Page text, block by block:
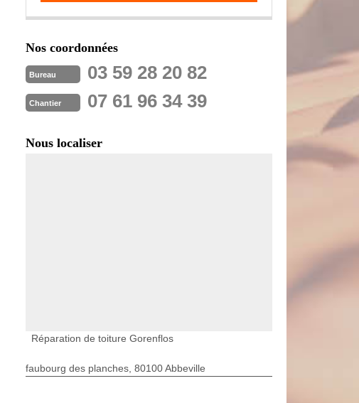
Nos coordonnées
Bureau 03 59 28 20 82
Chantier 07 61 96 34 39
Nous localiser
Réparation de toiture Gorenflos
faubourg des planches, 80100 Abbeville